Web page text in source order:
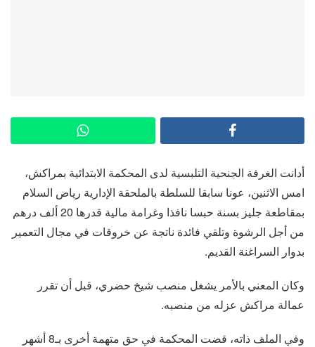
أدانت الغرفة الجنحية التلبسية لدى المحكمة الابتدائية بمراكش،
امس الاثنين، عونا سابقا للسلطة بالملحقة الإدارية رياض السلام
بمقاطعة جليز بسنة حبسا نافذا وغرامة مالية قدرها 20 ألف درهم
من أجل الرشوة وتلقي فائدة ناتجة عن خروقات في مجال التعمير
بدوار السراغنة القديم.
وكان المعني بالأمر يشغل منصب شيخ حضري، قبل أن تقرر
عمالة مراكش عزله من منصبه.
وفي الملف ذاته، قضت المحكمة في حق متهمة أخرى بـ8 أشهر